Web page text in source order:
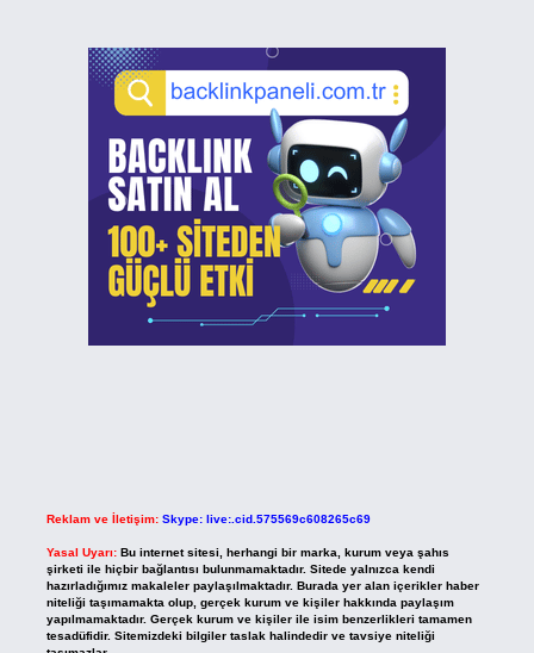
Reklam ve İletişim: Skype: live:.cid.575569c608265c69
Yasal Uyarı: Bu internet sitesi, herhangi bir marka, kurum veya şahıs
şirketi ile hiçbir bağlantısı bulunmamaktadır. Sitede yalnızca kendi
hazırladığımız makaleler paylaşılmaktadır. Burada yer alan içerikler haber
niteliği taşımamakta olup, gerçek kurum ve kişiler hakkında paylaşım
yapılmamaktadır. Gerçek kurum ve kişiler ile isim benzerlikleri tamamen
tesadüfidir. Sitemizdeki bilgiler taslak halindedir ve tavsiye niteliği